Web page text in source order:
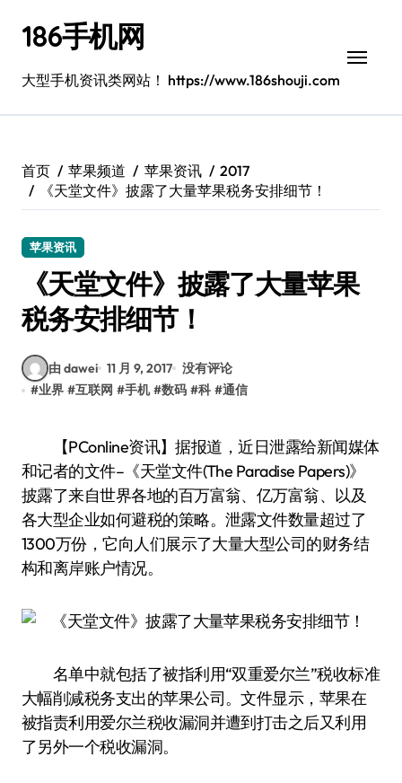
186手机网
大型手机资讯类网站！ https://www.186shouji.com
首页 苹果频道 苹果资讯
2017
《天堂文件》披露了大量苹果税务安排细节！
苹果资讯
《天堂文件》披露了大量苹果
税务安排细节！
由 dawei 11 月 9, 2017 没有评论
#业界 #互联网 #手机 #数码 #科 #通信
【PConline资讯】据报道，近日泄露给新闻媒体
和记者的文件–《天堂文件(The Paradise Papers)》
披露了来自世界各地的百万富翁、亿万富翁、以及
各大型企业如何避税的策略。泄露文件数量超过了
1300万份，它向人们展示了大量大型公司的财务结
构和离岸账户情况。
名单中就包括了被指利用“双重爱尔兰”税收标准
大幅削减税务支出的苹果公司。文件显示，苹果在
被指责利用爱尔兰税收漏洞并遭到打击之后又利用
了另外一个税收漏洞。